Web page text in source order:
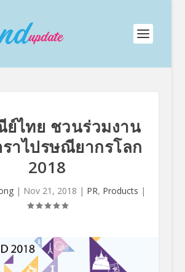
ไทย ชวนร่วมงาน
าไปรษณียากรโลก
2018
| Nov 21, 2018 | PR, Products |